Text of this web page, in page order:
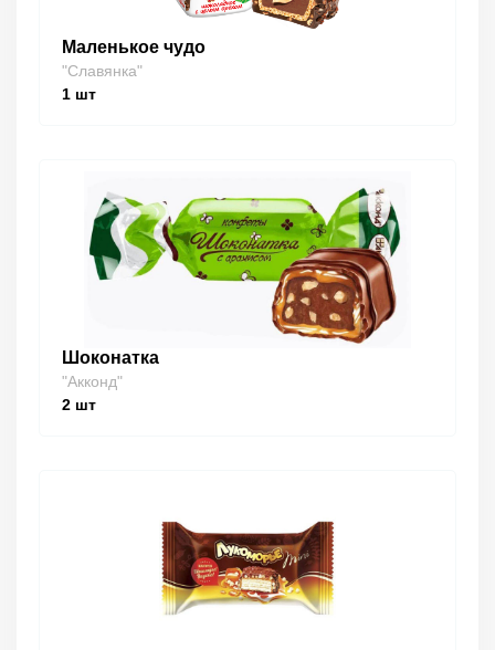
Маленькое чудо
"Славянка"
1 шт
Шоконатка
"Акконд"
2 шт